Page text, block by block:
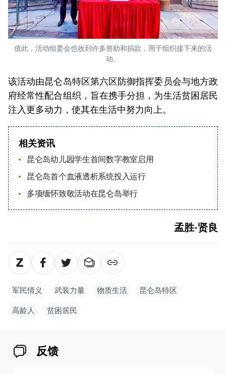
值此，活动组委会也收到许多资助和捐款，用于组织接下来的活
动。
该活动由昆仑岛特区第六区防御指挥委员会与地方政
府经常性配合组织，旨在携手分担，为生活贫困居民
注入更多动力，使其在生活中努力向上。
相关资讯
昆仑岛幼儿园学生首间数字教室启用
昆仑岛首个血液透析系统投入运行
多项缅怀致敬活动在昆仑岛举行
孟胜-贤良
军民情义 武装力量 物质生活 昆仑岛特区
高龄人 贫困居民
反馈